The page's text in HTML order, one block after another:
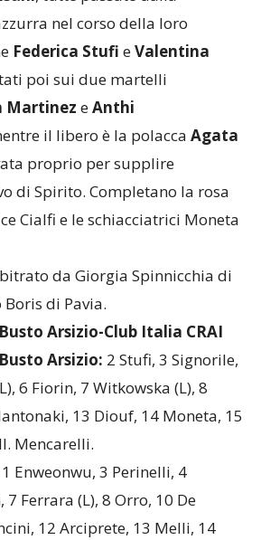
Signorile, la centrale e
, tutte passate dalla
nel corso della loro
Federica Stufie
poi sui due martelli
MartinezeAnthi
il libero è la polaccaAgata
proprio per supplire
di Spirito. Completano la rosa
Cialfi e le schiacciatrici Moneta
da Giorgia Spinnicchia di
di Pavia.
Arsizio-Club Italia CRAI
Arsizio:2 Stufi, 3 Signorile,
6 Fiorin, 7 Witkowska (L), 8
13 Diouf, 14 Moneta, 15
Mencarelli.
1 Enweonwu, 3 Perinelli, 4